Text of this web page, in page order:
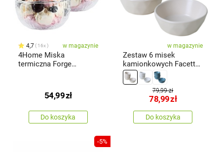
4,7 16x w magazynie
4Home Miska
termiczna Forge
54,99zł
Do koszyka
w magazynie
Zestaw 6 misek
kamionkowych Facetta
12 cm, kremowy
79,99 zł
78,99zł
Do koszyka
-5%